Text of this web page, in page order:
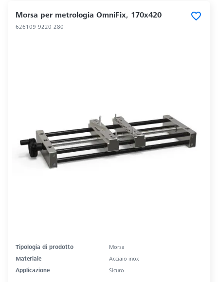
Morsa per metrologia OmniFix, 170x420
626109-9220-280
Tipologia di prodotto
Morsa
Materiale
Acciaio inox
Applicazione
Sicuro